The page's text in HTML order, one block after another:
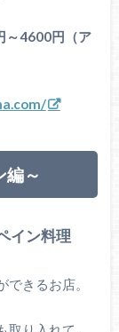
4600円（ア
編～
イン料理
きるお店。